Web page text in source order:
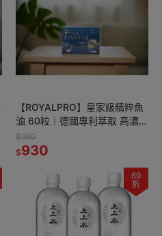
【ROYALPRO】皇家級精粹魚
油 60粒｜德國專利萃取 高濃度
Omega-3｜軟膠囊好吞食
$950
$930
69
折